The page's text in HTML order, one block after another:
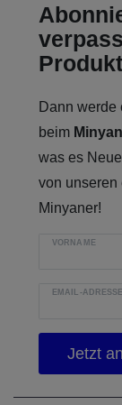
Dann werde
beim
was es
von unseren
Minyaner!
VORNAME
EMAIL-